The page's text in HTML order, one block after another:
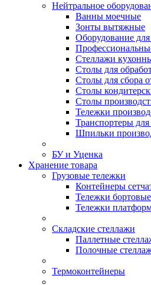
Нейтральное
Ванны моечные
Зонты вытяжные
Оборудование для
Стеллажи
Столы для
Столы для сбора
Столы
Столы
Тележки
Транспортеры
Шпильки
БУ и Уценка
Хранение товара
Грузовые тележки
Контейнеры
Тележки бортовые
Тележки
Складские стеллажи
Паллетные
Полочные
Термоконтейнеры